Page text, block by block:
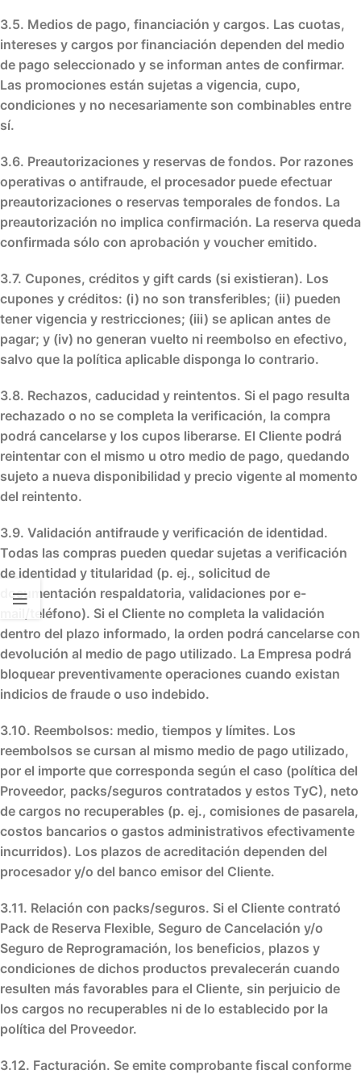
3.5. Medios de pago, financiación y cargos. Las cuotas,
intereses y cargos por financiación dependen del medio
de pago seleccionado y se informan antes de confirmar.
Las promociones están sujetas a vigencia, cupo,
condiciones y no necesariamente son combinables entre
sí.
3.6. Preautorizaciones y reservas de fondos. Por razones
operativas o antifraude, el procesador puede efectuar
preautorizaciones o reservas temporales de fondos. La
preautorización no implica confirmación. La reserva queda
confirmada sólo con aprobación y voucher emitido.
3.7. Cupones, créditos y gift cards (si existieran). Los
cupones y créditos: (i) no son transferibles; (ii) pueden
tener vigencia y restricciones; (iii) se aplican antes de
pagar; y (iv) no generan vuelto ni reembolso en efectivo,
salvo que la política aplicable disponga lo contrario.
3.8. Rechazos, caducidad y reintentos. Si el pago resulta
rechazado o no se completa la verificación, la compra
podrá cancelarse y los cupos liberarse. El Cliente podrá
reintentar con el mismo u otro medio de pago, quedando
sujeto a nueva disponibilidad y precio vigente al momento
del reintento.
3.9. Validación antifraude y verificación de identidad.
Todas las compras pueden quedar sujetas a verificación
de identidad y titularidad (p. ej., solicitud de
documentación respaldatoria, validaciones por e-
mail/teléfono). Si el Cliente no completa la validación
dentro del plazo informado, la orden podrá cancelarse con
devolución al medio de pago utilizado. La Empresa podrá
bloquear preventivamente operaciones cuando existan
indicios de fraude o uso indebido.
3.10. Reembolsos: medio, tiempos y límites. Los
reembolsos se cursan al mismo medio de pago utilizado,
por el importe que corresponda según el caso (política del
Proveedor, packs/seguros contratados y estos TyC), neto
de cargos no recuperables (p. ej., comisiones de pasarela,
costos bancarios o gastos administrativos efectivamente
incurridos). Los plazos de acreditación dependen del
procesador y/o del banco emisor del Cliente.
3.11. Relación con packs/seguros. Si el Cliente contrató
Pack de Reserva Flexible, Seguro de Cancelación y/o
Seguro de Reprogramación, los beneficios, plazos y
condiciones de dichos productos prevalecerán cuando
resulten más favorables para el Cliente, sin perjuicio de
los cargos no recuperables ni de lo establecido por la
política del Proveedor.
3.12. Facturación. Se emite comprobante fiscal conforme